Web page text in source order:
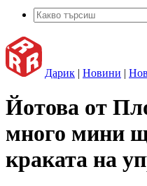
Дарик | Новини |
Йотова от
много мини
краката на